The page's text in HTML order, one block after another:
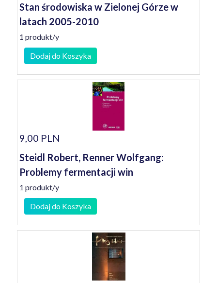
Stan środowiska w Zielonej Górze w
latach 2005-2010
1 produkt/y
Dodaj do Koszyka
9,00 PLN
Steidl Robert, Renner Wolfgang:
Problemy fermentacji win
1 produkt/y
Dodaj do Koszyka